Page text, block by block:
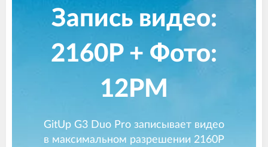
Запись видео:
2160P + Фото:
12PM
GitUp G3 Duo Pro записывает видео
в максимальном разрешении 2160P